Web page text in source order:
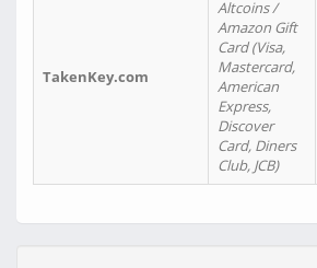
TakenKey.com
Altcoins /
Amazon Gift
Card (Visa,
Mastercard,
American
Express,
Discover
Card, Diners
Club, JCB)